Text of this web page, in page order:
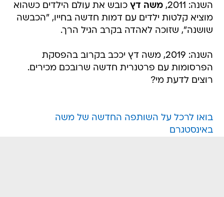
השנה: 2011, משה דץ כובש את עולם הילדים כשהוא
מוציא קלטות ילדים עם דמות חדשה בחייו, "הכבשה
שושנה", שזוכה לאהדה בקרב הגיל הרך.
השנה: 2019, משה דץ יככב בקרוב בהפסקת
הפרסומות עם פרטנרית חדשה שרובכם מכירים.
רוצים לדעת מי?
בואו לרכל על השותפה החדשה של משה
באינסטגרם